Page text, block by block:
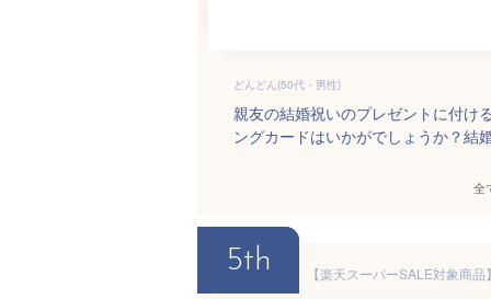
どんどん(50代・男性)
親友の結婚祝いのプレゼントに付け
ングカードはいかがでしょうか？結
全
5th